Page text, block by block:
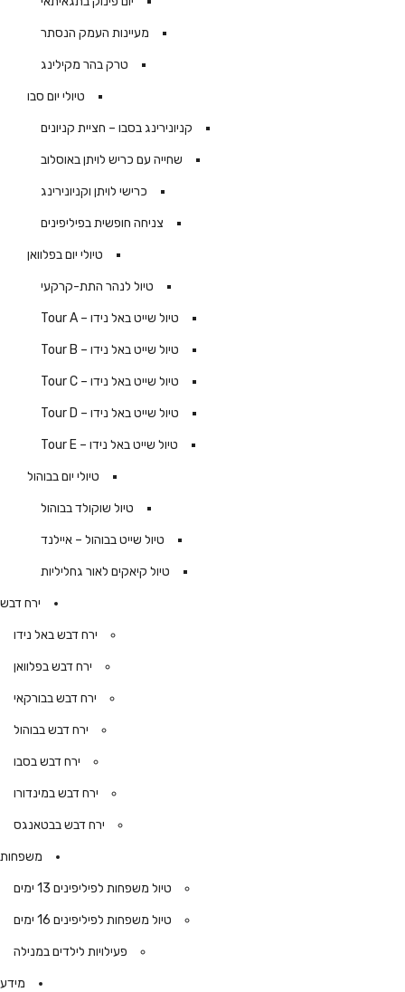
מעיינות העמק הנסתר
טרק בהר מקילינג
טיולי יום סבו
קניונירינג בסבו – חציית קניונים
שחייה עם כריש לויתן באוסלוב
כרישי לויתן וקניונירינג
צניחה חופשית בפיליפינים
טיולי יום בפלוואן
טיול לנהר התת-קרקעי
טיול שייט באל נידו – Tour A
טיול שייט באל נידו – Tour B
טיול שייט באל נידו – Tour C
טיול שייט באל נידו – Tour D
טיול שייט באל נידו – Tour E
טיולי יום בבוהול
טיול שוקולד בבוהול
טיול שייט בבוהול – איילנד
טיול קיאקים לאור גחליליות
ירח דבש
ירח דבש באל נידו
ירח דבש בפלוואן
ירח דבש בבורקאי
ירח דבש בבוהול
ירח דבש בסבו
ירח דבש במינדורו
ירח דבש בבטאנגס
משפחות
טיול משפחות לפיליפינים 13 ימים
טיול משפחות לפיליפינים 16 ימים
פעילויות לילדים במנילה
מידע